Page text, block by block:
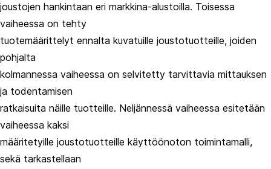
joustojen hankintaan eri markkina-alustoilla. Toisessa
vaiheessa on tehty
tuotemäärittelyt ennalta kuvatuille joustotuotteille, joiden
pohjalta
kolmannessa vaiheessa on selvitetty tarvittavia mittauksen
ja todentamisen
ratkaisuita näille tuotteille. Neljännessä vaiheessa esitetään
vaiheessa kaksi
määritetyille joustotuotteille käyttöönoton toimintamalli,
sekä tarkastellaan